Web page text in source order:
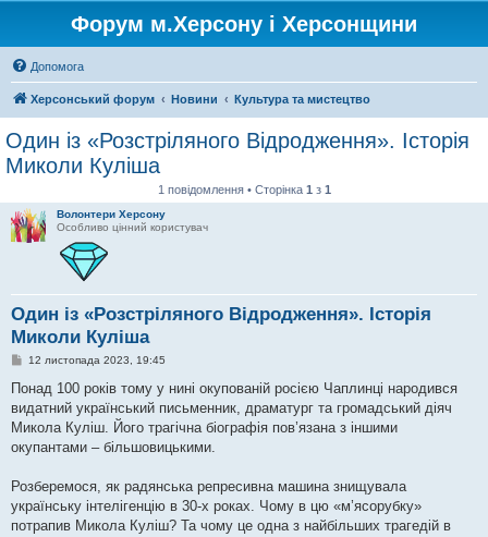
Форум м.Херсону і Херсонщини
Допомога
Херсонський форум Новини Культура та мистецтво
Один із «Розстріляного Відродження». Історія
Миколи Куліша
1 повідомлення • Сторінка 1 з 1
Волонтери Херсону
Особливо цінний користувач
Один із «Розстріляного Відродження». Історія
Миколи Куліша
П
в
д
о
л
н
я
12 листопада 2023, 19:45
Понад 100 років тому у нині окупованій росією Чаплинці народився
видатний український письменник, драматург та громадський діяч
Микола Куліш. Його трагічна біографія пов’язана з іншими
окупантами – більшовицькими.
Розберемося, як радянська репресивна машина знищувала
українську інтелігенцію в 30-х роках. Чому в цю «м’ясорубку»
потрапив Микола Куліш? Та чому це одна з найбільших трагедій в